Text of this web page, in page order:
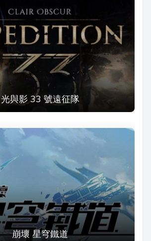
光與影 33 號遠征隊
崩壞 星穹鐵道